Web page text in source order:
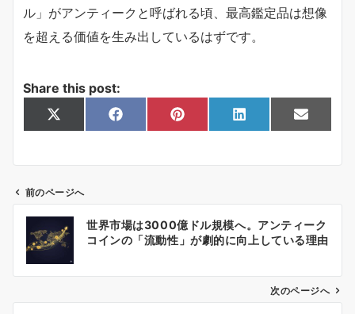
ル」がアンティークと呼ばれる頃、最高鑑定品は想像
を超える価値を生み出しているはずです。
Share this post:
Share
on
X
(
t
e
r
)
Share
on
F
a
k
Share
on
P
i
s
t
Share
on
L
i
n
Share
on
E
m
前のページへ
世界市場は3000億ドル規模へ。アンティーク
コインの「流動性」が劇的に向上している理由
次のページへ